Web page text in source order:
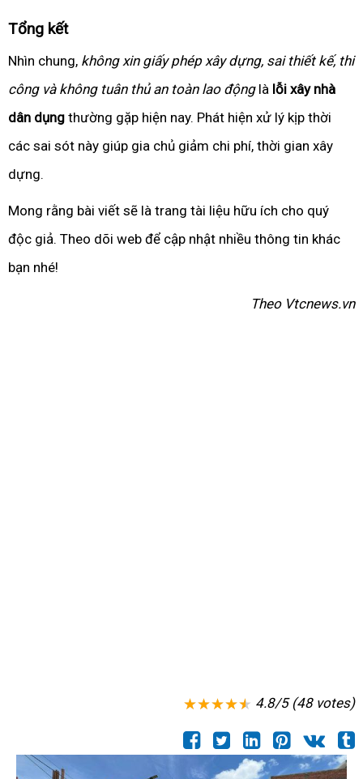
Tổng kết
Nhìn chung, không xin giấy phép xây dựng, sai thiết kế, thi
công và không tuân thủ an toàn lao động là lỗi xây nhà
dân dụng thường gặp hiện nay. Phát hiện xử lý kịp thời
các sai sót này giúp gia chủ giảm chi phí, thời gian xây
dựng.
Mong rằng bài viết sẽ là trang tài liệu hữu ích cho quý
độc giả. Theo dõi web để cập nhật nhiều thông tin khác
bạn nhé!
Theo Vtcnews.vn
4.8/5 (48 votes)